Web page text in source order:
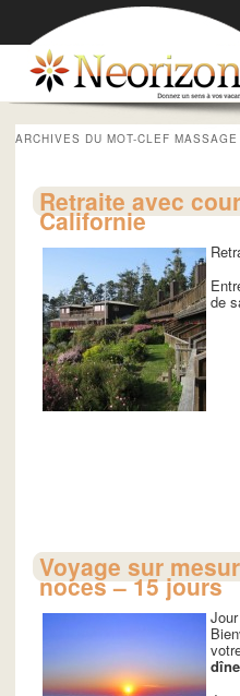
ARCHIVES DU MOT-CLEF MASSAGE
Retraite avec
Californie
de
Voyage sur
noces – 15 jours